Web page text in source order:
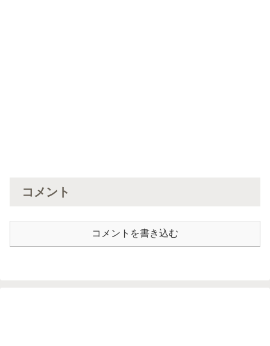
コメント
コメントを書き込む